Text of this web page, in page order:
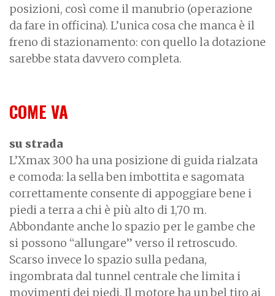
posizioni, così come il manubrio (operazione
da fare in officina). L’unica cosa che manca è il
freno di stazionamento: con quello la dotazione
sarebbe stata davvero completa.
COME VA
su strada
L’Xmax 300 ha una posizione di guida rialzata
e comoda: la sella ben imbottita e sagomata
correttamente consente di appoggiare bene i
piedi a terra a chi è più alto di 1,70 m.
Abbondante anche lo spazio per le gambe che
si possono “allungare” verso il retroscudo.
Scarso invece lo spazio sulla pedana,
ingombrata dal tunnel centrale che limita i
movimenti dei piedi. Il motore ha un bel tiro ai